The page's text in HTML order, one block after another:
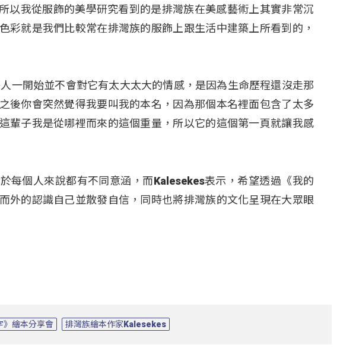
以我從服飾的美學研究看到的是排灣族在美感藝術上其實非常沉
彩就是我們比較常在排灣族的服飾上跟生活中建築上所看到的，
一開始並不會對它有太大太大的情感，是因為生命歷程還沒走那
後你會突然覺得我要叫我的本名，因為那個本名裡面包含了太多
輩子我是從哪裡而來的這個重量，所以它的這個第一頁就讓我感
每個人來說都有不同意涵，而Kalesekes表示，希望透過《我的
外的認識自己並散發自信，同時也將排灣族的文化呈現在大眾眼
》繪本分享會 排灣族繪本作家Kalesekes